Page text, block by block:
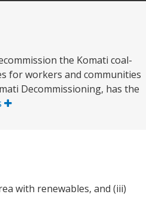
the Komati coal-
for workers and communities
Decommissioning, has the
with renewables, and (iii)